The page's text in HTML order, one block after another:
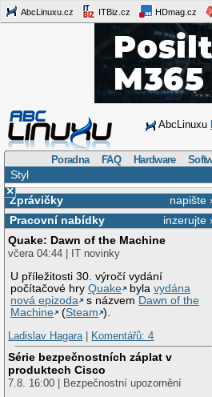
AbcLinuxu.cz ITBiz.cz HDmag.cz
AbcLinuxu
Poradna FAQ Hardware
Styl
×
napište
Zprávičky
inzerujte
Pracovní nabídky
Quake: Dawn of the Machine
včera 04:44 | IT novinky
U příležitosti 30. výročí vydání
počítačové hryQuake bylavydána
nová epizoda
s názvem Dawn of the
Machine
(Steam ).
Ladislav Hagara| Komentářů: 4
Série bezpečnostních záplat v
produktech Cisco
7.8. 16:00 | Bezpečnostní upozornění